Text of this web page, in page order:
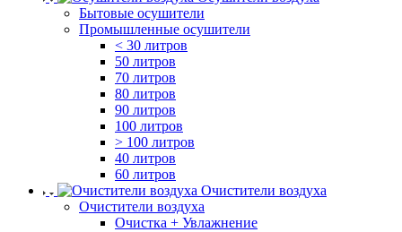
Бытовые осушители
Промышленные осушители
< 30 литров
50 литров
70 литров
80 литров
90 литров
100 литров
> 100 литров
40 литров
60 литров
Очистители воздуха
Очистители воздуха
Очистка + Увлажнение